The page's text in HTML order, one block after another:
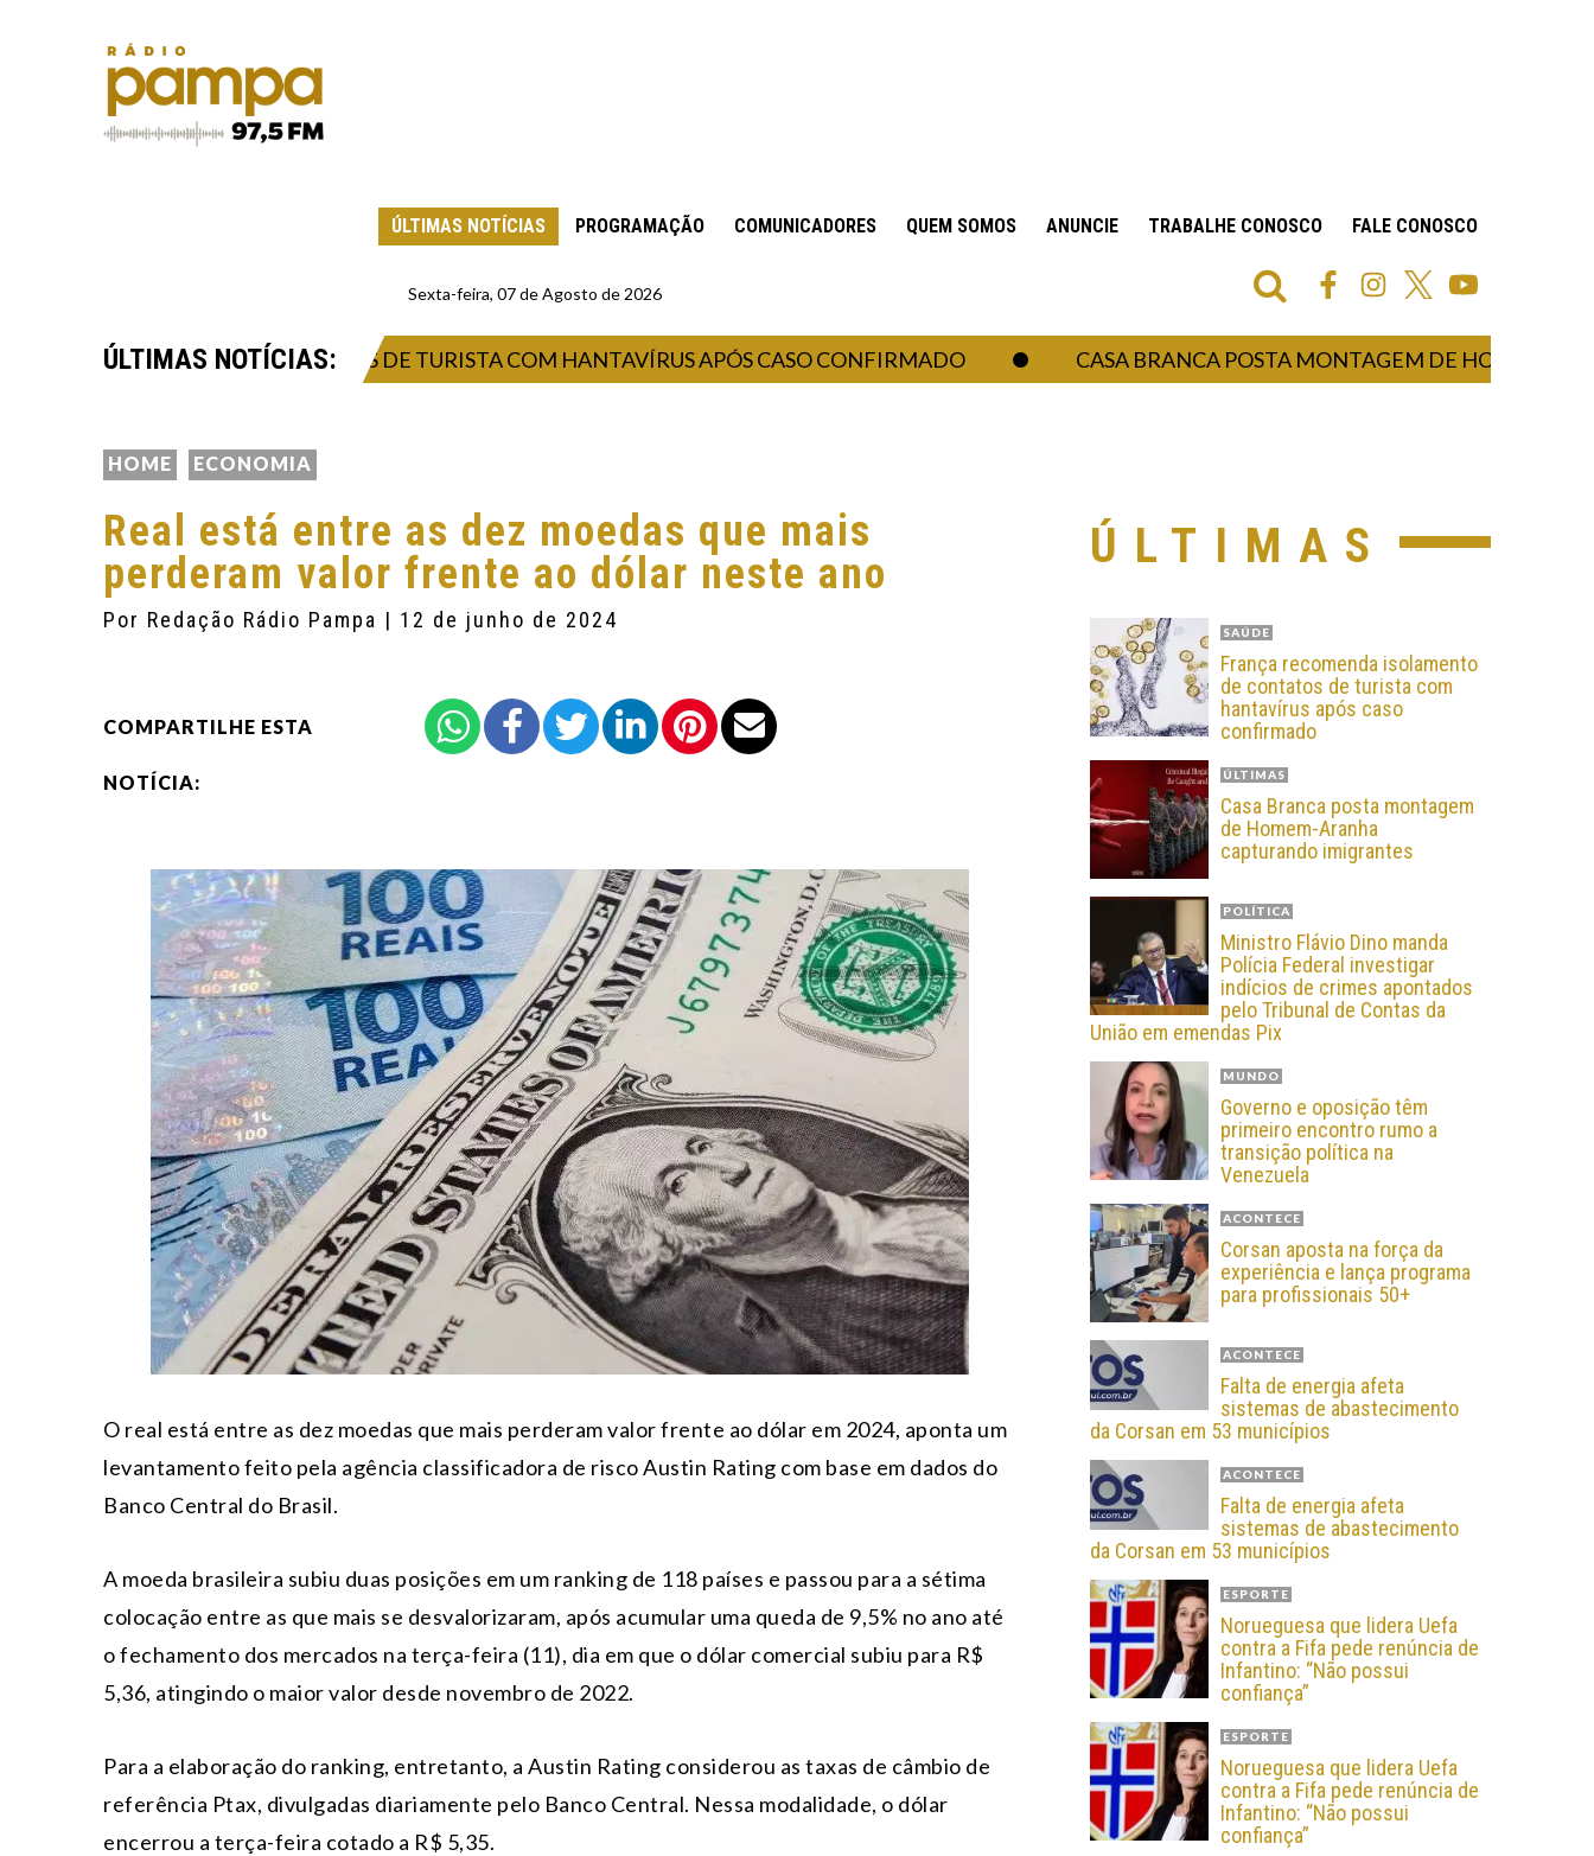
ÚLTIMAS NOTÍCIAS PROGRAMAÇÃO COMUNICADORES QUEM SOMOS ANUNCIE TRABALHE CONOSCO FALE CONOSCO
Sexta-feira, 07 de Agosto de 2026
ÚLTIMAS NOTÍCIAS:
ISOLAMENTO DE CONTATOS DE TURISTA COM HANTAVÍRUS APÓS CASO CONFIRMADO CASA BRANCA POSTA MONTAGEM DE HOMEM-ARANHA
HOME ECONOMIA
Real está entre as dez moedas que mais
perderam valor frente ao dólar neste ano
Por Redação Rádio Pampa | 12 de junho de 2024
COMPARTILHE ESTA
NOTÍCIA:
O real está entre as dez moedas que mais perderam valor frente ao dólar em 2024, aponta um
levantamento feito pela agência classificadora de risco Austin Rating com base em dados do
Banco Central do Brasil.
A moeda brasileira subiu duas posições em um ranking de 118 países e passou para a sétima
colocação entre as que mais se desvalorizaram, após acumular uma queda de 9,5% no ano até
o fechamento dos mercados na terça-feira (11), dia em que o dólar comercial subiu para R$
5,36, atingindo o maior valor desde novembro de 2022.
Para a elaboração do ranking, entretanto, a Austin Rating considerou as taxas de câmbio de
referência Ptax, divulgadas diariamente pelo Banco Central. Nessa modalidade, o dólar
encerrou a terça-feira cotado a R$ 5,35.
ÚLTIMAS
SAÚDE
França recomenda isolamento
de contatos de turista com
hantavírus após caso
confirmado
ÚLTIMAS
Casa Branca posta montagem
de Homem-Aranha
capturando imigrantes
POLÍTICA
Ministro Flávio Dino manda
Polícia Federal investigar
indícios de crimes apontados
pelo Tribunal de Contas da
União em emendas Pix
MUNDO
Governo e oposição têm
primeiro encontro rumo a
transição política na
Venezuela
ACONTECE
Corsan aposta na força da
experiência e lança programa
para profissionais 50+
ACONTECE
Falta de energia afeta
sistemas de abastecimento
da Corsan em 53 municípios
ACONTECE
Falta de energia afeta
sistemas de abastecimento
da Corsan em 53 municípios
ESPORTE
Norueguesa que lidera Uefa
contra a Fifa pede renúncia de
Infantino: “Não possui
confiança”
ESPORTE
Norueguesa que lidera Uefa
contra a Fifa pede renúncia de
Infantino: “Não possui
confiança”